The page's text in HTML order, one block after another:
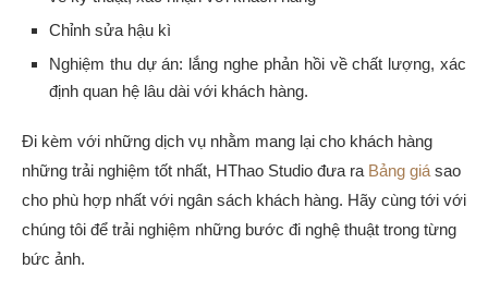
Chỉnh sửa hậu kì
Nghiệm thu dự án: lắng nghe phản hồi về chất lượng, xác
định quan hệ lâu dài với khách hàng.
Đi kèm với những dịch vụ nhằm mang lại cho khách hàng
những trải nghiệm tốt nhất, HThao Studio đưa ra Bảng giá sao
cho phù hợp nhất với ngân sách khách hàng. Hãy cùng tới với
chúng tôi để trải nghiệm những bước đi nghệ thuật trong từng
bức ảnh.